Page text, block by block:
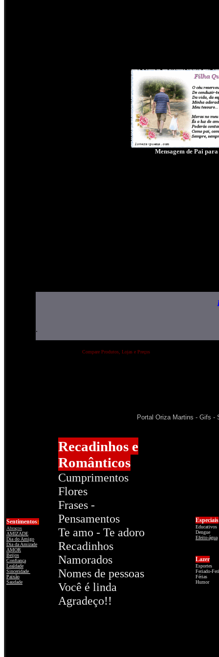
Mensagem de Pai
.
Compare Produtos, Lojas e Preços
Portal Oriza Martins - Gifs
Sentimentos:
Abraços
AMIZADE
Dia do Amigo
Dia da Amizade
AMOR
Beijos
Confiança
Lealdade
Sinceridade
Paixão
Saudade
Recadinhos e
Românticos
Cumprimentos
Flores
Frases -
Pensamentos
Te amo - Te adoro
Recadinhos
Namorados
Nomes de pessoas
Você é linda
Agradeço!!
Especiais
Educativos
Dengue
Efeito-água
Lazer
Esportes
Feriado-
Férias
Humor